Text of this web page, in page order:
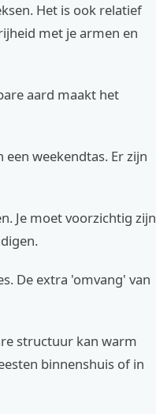
Het is ook relatief
met je armen en
aard maakt het
weekendtas. Er zijn
Je moet voorzichtig zijn
De extra 'omvang' van
structuur kan warm
binnenshuis of in